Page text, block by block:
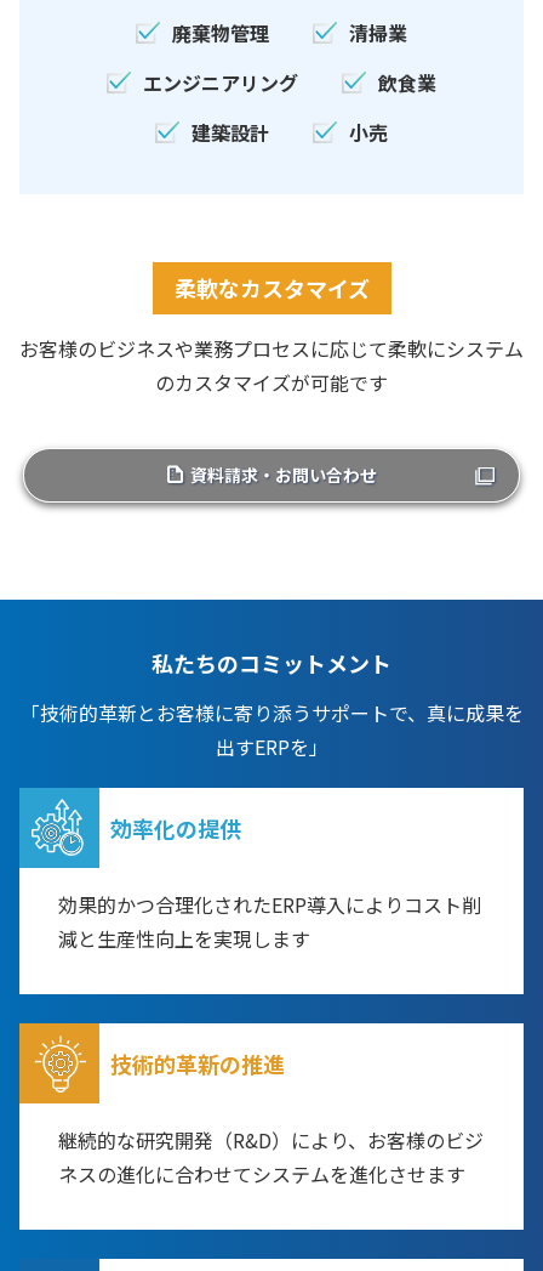
廃棄物管理
清掃業
エンジニアリング
飲食業
建築設計
小売
柔軟なカスタマイズ
お客様のビジネスや業務プロセスに応じて柔軟にシステム
のカスタマイズが可能です
資料請求・お問い合わせ
私たちのコミットメント
「技術的革新とお客様に寄り添うサポートで、真に成果を
出すERPを」
効率化の提供
効果的かつ合理化されたERP導入によりコスト削
減と生産性向上を実現します
技術的革新の推進
継続的な研究開発（R&D）により、お客様のビジ
ネスの進化に合わせてシステムを進化させます